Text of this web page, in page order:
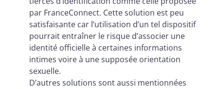
par FranceConnect. Cette solution est peu
satisfaisante car l’utilisation d’un tel dispositif
pourrait entraîner le risque d’associer une
identité officielle à certaines informations
intimes voire à une supposée orientation
sexuelle.
D’autres solutions sont aussi mentionnées